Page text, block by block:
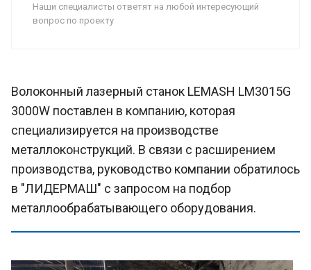
Наши специалисты ответят на любой интересующий
вопрос по проекту
Волоконный лазерный станок LEMASH LM3015G
3000W поставлен в компанию, которая
специализируется на производстве
металлоконструкций. В связи с расширением
производства, руководство компании обратилось
в "ЛИДЕРМАШ" с запросом на подбор
металлообрабатывающего оборудования.